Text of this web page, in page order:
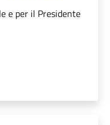
e per il Presidente